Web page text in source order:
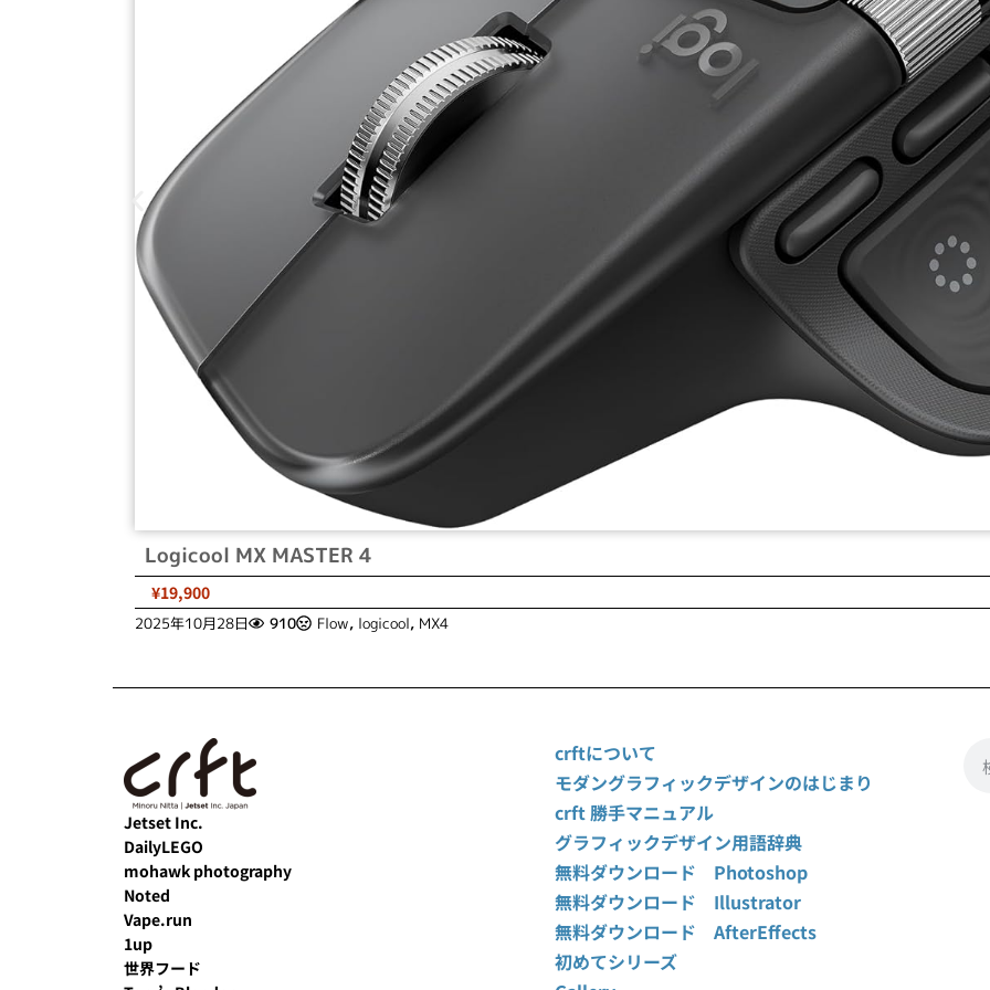
Logicool MX MASTER 4
¥19,900
2025年10月28日 910 Flow, logicool, MX4
Jetset Inc.
DailyLEGO
mohawk photography
Noted
Vape.run
1up
世界フード
crftについて
モダングラフィックデザインのはじまり
crft 勝手マニュアル
グラフィックデザイン用語辞典
無料ダウンロード Photoshop
無料ダウンロード Illustrator
無料ダウンロード AfterEffects
初めてシリーズ